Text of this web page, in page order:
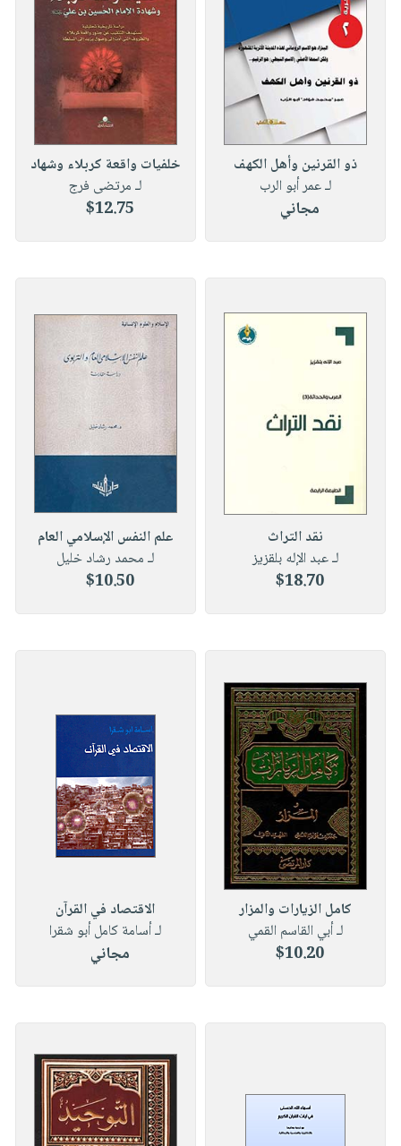
صابون
أطفال
مناسبات
فيديوهات
أسئلة
طرحها
خدمات
نيل
وفرات
تواصل
معنا
عربة
التسوق
نشرة
الإصدارات
ذو القرنين وأهل الكهف
لـ عمر أبو الرب
مجاني
خلفيات واقعة كربلاء وشهاد
لـ مرتضى فرج
$12.75
نقد التراث
لـ عبد الإله بلقزيز
$18.70
علم النفس الإسلامي العام
لـ محمد رشاد خليل
$10.50
كامل الزيارات والمزار
لـ أبي القاسم القمي
$10.20
الاقتصاد في القرآن
لـ أسامة كامل أبو شقرا
مجاني